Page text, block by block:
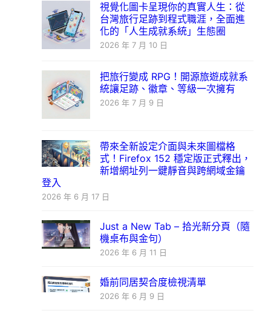
視覺化圖卡呈現你的真實人生：從
台灣旅行足跡到程式職涯，全面進
化的「人生成就系統」生態圈
2026 年 7 月 10 日
把旅行變成 RPG！開源旅遊成就系
統讓足跡、徽章、等級一次擁有
2026 年 7 月 9 日
帶來全新設定介面與未來圖檔格
式！Firefox 152 穩定版正式釋出，
新增網址列一鍵靜音與跨網域金鑰
登入
2026 年 6 月 17 日
Just a New Tab – 拾光新分頁（隨
機桌布與金句）
2026 年 6 月 11 日
婚前同居契合度檢視清單
2026 年 6 月 9 日